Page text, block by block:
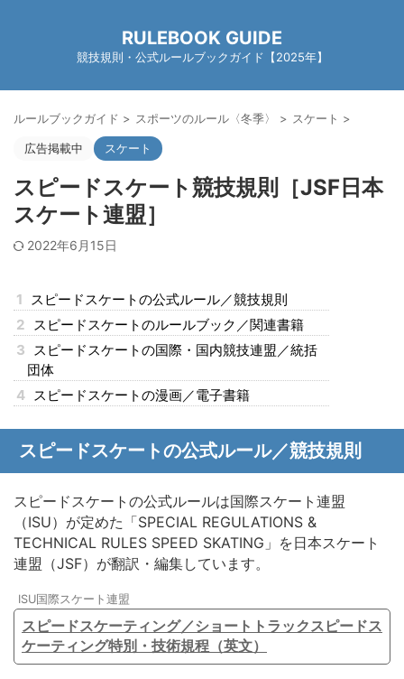
RULEBOOK GUIDE
競技規則・公式ルールブックガイド【2025年】
ルールブックガイド > スポーツのルール〈冬季〉 > スケート >
広告掲載中 スケート
スピードスケート競技規則［JSF日本
スケート連盟］
2022年6月15日
1 スピードスケートの公式ルール／競技規則
2 スピードスケートのルールブック／関連書籍
3 スピードスケートの国際・国内競技連盟／統括
団体
4 スピードスケートの漫画／電子書籍
スピードスケートの公式ルール／競技規則
スピードスケートの公式ルールは国際スケート連盟
（ISU）が定めた「SPECIAL REGULATIONS &
TECHNICAL RULES SPEED SKATING」を日本スケート
連盟（JSF）が翻訳・編集しています。
ISU国際スケート連盟
スピードスケーティング／ショートトラックスピードス
ケーティング特別・技術規程（英文）